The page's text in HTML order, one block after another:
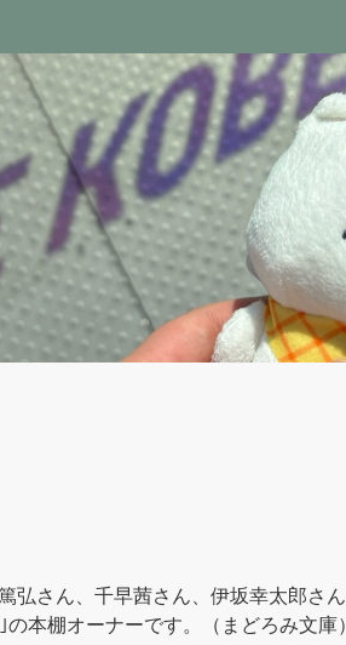
弘さん、千早茜さん、伊坂幸太郎さん
本棚オーナーです。（まどろみ文庫）